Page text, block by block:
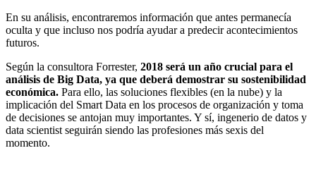
En su análisis, encontraremos información que antes permanecía
oculta y que incluso nos podría ayudar a predecir acontecimientos
futuros.
Según la consultora Forrester, 2018 será un año crucial para el
análisis de Big Data, ya que deberá demostrar su sostenibilidad
económica. Para ello, las soluciones flexibles (en la nube) y la
implicación del Smart Data en los procesos de organización y toma
de decisiones se antojan muy importantes. Y sí, ingenerio de datos y
data scientist seguirán siendo las profesiones más sexis del
momento.